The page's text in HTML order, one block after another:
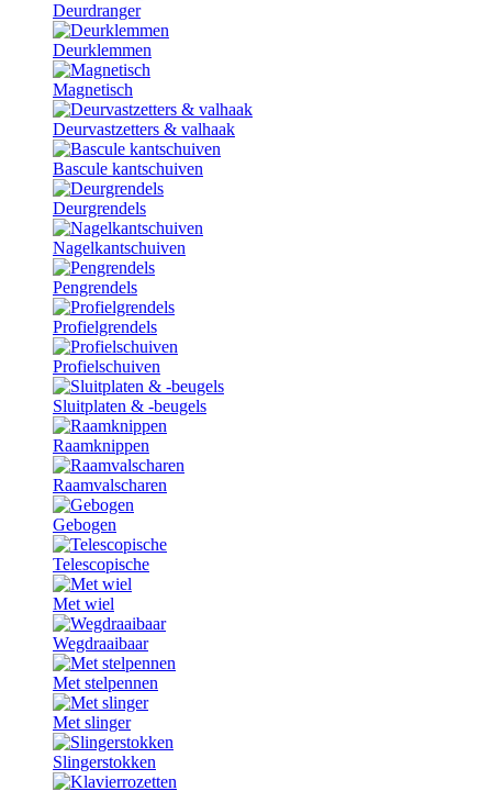
Deurdranger
Deurklemmen
Magnetisch
Deurvastzetters & valhaak
Bascule kantschuiven
Deurgrendels
Nagelkantschuiven
Pengrendels
Profielgrendels
Profielschuiven
Sluitplaten & -beugels
Raamknippen
Raamvalscharen
Gebogen
Telescopische
Met wiel
Wegdraaibaar
Met stelpennen
Met slinger
Slingerstokken